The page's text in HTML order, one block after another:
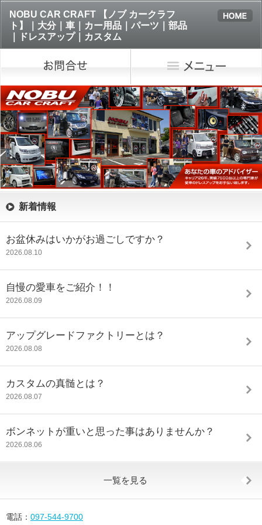
NOBU CAR CRAFT 【ノブ カークラフ
ト】｜大分｜車｜カー用品｜パーツ｜部品
｜ドレスアップ｜カスタム
新着情報
お盆休みはいかがお過ごしですか？
2026.08.10
自慢の愛車をご紹介！！
2026.08.09
アップグレードファクトリーとは？
2026.08.08
カスタムの真髄とは？
2026.08.07
ボンネットが重いと思った事はありませんか？
2026.08.06
一覧を見る
電話： 097-544-9700